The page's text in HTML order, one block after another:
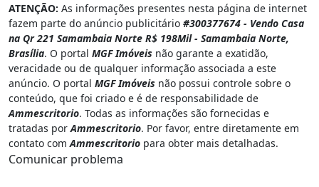
ATENÇÃO: As informações presentes nesta página de internet
fazem parte do anúncio publicitário #300377674 - Vendo Casa
na Qr 221 Samambaia Norte R$ 198Mil - Samambaia Norte,
Brasília. O portal MGF Imóveis não garante a exatidão,
veracidade ou de qualquer informação associada a este
anúncio. O portal MGF Imóveis não possui controle sobre o
conteúdo, que foi criado e é de responsabilidade de
Ammescritorio. Todas as informações são fornecidas e
tratadas por Ammescritorio. Por favor, entre diretamente em
contato com Ammescritorio para obter mais detalhadas.
Comunicar problema